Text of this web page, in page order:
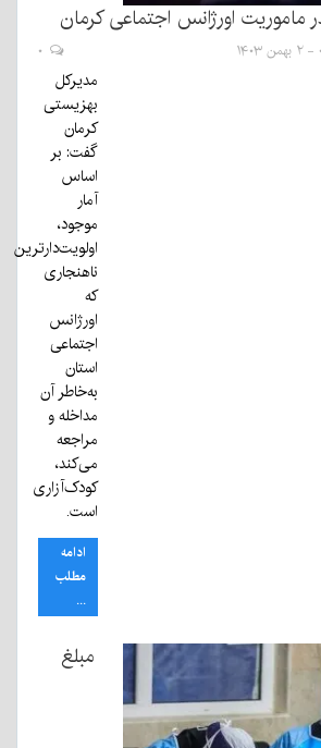
ماموریت اورژانس اجتماعی کرمان
مدیرکل
بهزیستی
کرمان
گفت: بر
اساس
آمار
موجود،
اولویت‌دارترین
ناهنجاری
که
اورژانس
اجتماعی
استان
به‌خاطر آن
مداخله و
مراجعه
می‌کند،
کودک‌آزاری
است.
ادامه
مطلب
...
مبلغ